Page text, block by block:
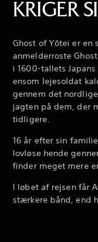
KRIGER
Ghost of Yōtei er
anmelderroste
i 1600-tallets
ensom lejesoldat
gennem det
jagten på dem, der
tidligere.
16 år efter sin
lovløse hende
finder meget mere
I løbet af rejsen får
stærkere bånd, end